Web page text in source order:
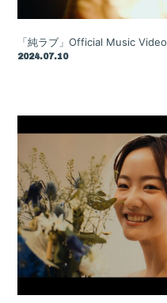
「純ラブ」Official Music Video
2024.07.10